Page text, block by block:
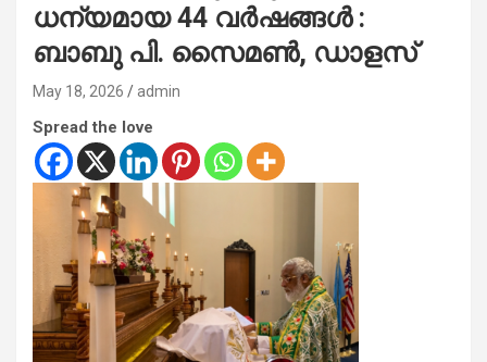
ധന്യമായ 44 വർഷങ്ങൾ :
ബാബു പി. സൈമൺ, ഡാളസ്
May 18, 2026 admin
Spread the love